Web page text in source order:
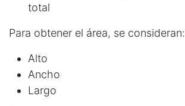
total
Para obtener el área, se consideran:
Alto
Ancho
Largo